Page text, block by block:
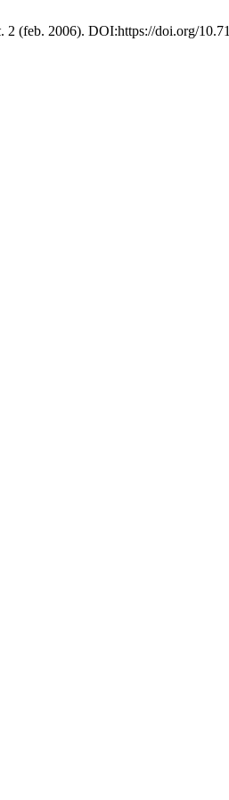
. 2 (feb. 2006). DOI:https://doi.org/